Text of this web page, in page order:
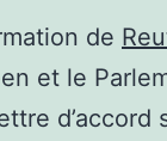
de
et le
d’accord